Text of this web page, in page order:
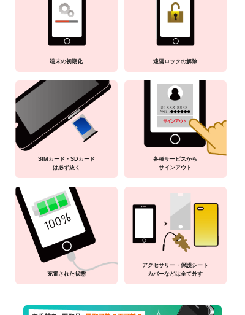
端末の初期化 遠隔ロックの解除
SIMカード・SDカード
は必ず抜く
各種サービスから
サインアウト
充電された状態
アクセサリー・保護シート
カバーなどは全て外す